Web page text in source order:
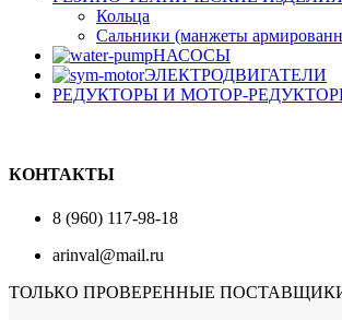
Кольца
Сальники (манжеты
НАСОСЫ
ЭЛЕКТРОДВИГАТЕЛИ
РЕДУКТОРЫ И МОТОР-
КОНТАКТЫ
8 (960) 117-98-18
arinval@mail.ru
ТОЛЬКО ПРОВЕРЕННЫЕ